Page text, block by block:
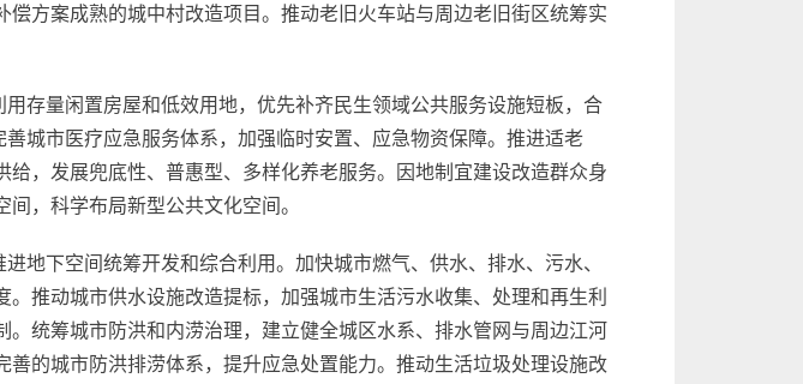
方案成熟的城中村改造项目。推动老旧火车站与周边老旧街区统筹实
存量闲置房屋和低效用地，优先补齐民生领域公共服务设施短板，合
城市医疗应急服务体系，加强临时安置、应急物资保障。推进适老
，发展兜底性、普惠型、多样化养老服务。因地制宜建设改造群众身
，科学布局新型公共文化空间。
地下空间统筹开发和综合利用。加快城市燃气、供水、排水、污水、
推动城市供水设施改造提标，加强城市生活污水收集、处理和再生利
统筹城市防洪和内涝治理，建立健全城区水系、排水管网与周边江河
的城市防洪排涝体系，提升应急处置能力。推动生活垃圾处理设施改